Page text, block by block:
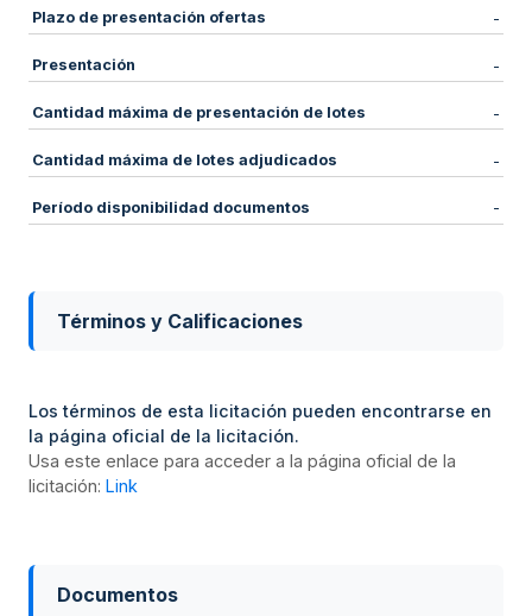
Plazo de presentación ofertas -
Presentación -
Cantidad máxima de presentación de lotes -
Cantidad máxima de lotes adjudicados -
Período disponibilidad documentos -
Términos y Calificaciones
Los términos de esta licitación pueden encontrarse en
la página oficial de la licitación.
Usa este enlace para acceder a la página oficial de la
licitación: Link
Documentos